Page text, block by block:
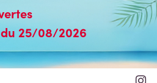
25/08/2026